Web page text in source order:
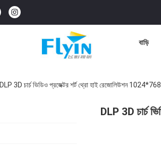
বাড়ি
DLP 3D চার্চ ভিডিও প্রজেক্টর শর্ট থ্রো হাই রেজোলিউশন
DLP 3D চার্চ